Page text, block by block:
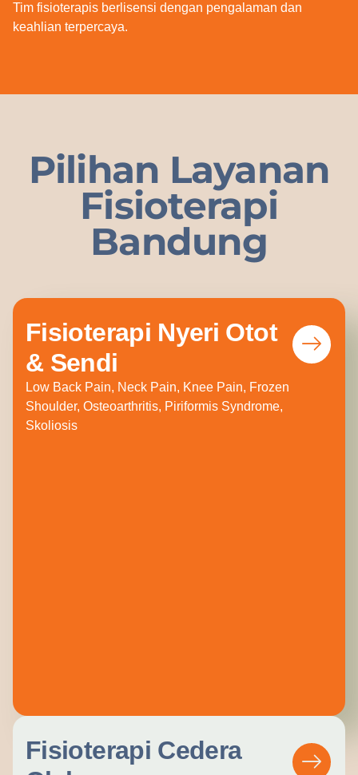
Tim fisioterapis berlisensi dengan pengalaman dan
keahlian terpercaya.
Pilihan Layanan
Fisioterapi
Bandung
Fisioterapi Nyeri Otot
& Sendi
Low Back Pain, Neck Pain, Knee Pain, Frozen
Shoulder, Osteoarthritis, Piriformis Syndrome,
Skoliosis
Fisioterapi Cedera